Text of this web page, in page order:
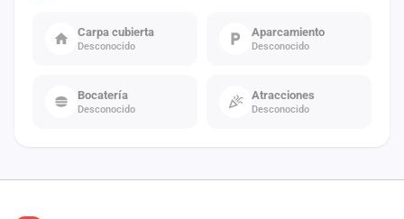
Carpa cubierta
Desconocido
Aparcamiento
Desconocido
Bocatería
Desconocido
Atracciones
Desconocido